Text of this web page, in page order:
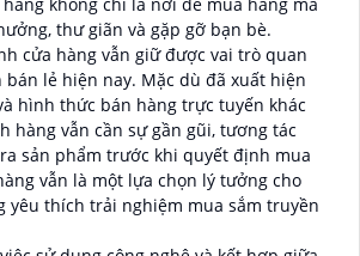
không chỉ là nơi để mua hàng mà
thư giãn và gặp gỡ bạn bè.
cửa hàng vẫn giữ được vai trò quan
lẻ hiện nay. Mặc dù đã xuất hiện
hình thức bán hàng trực tuyến khác
hàng vẫn cần sự gần gũi, tương tác
sản phẩm trước khi quyết định mua
vẫn là một lựa chọn lý tưởng cho
yêu thích trải nghiệm mua sắm truyền